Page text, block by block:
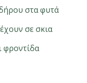
στα φυτά
σε σκια
φροντίδα